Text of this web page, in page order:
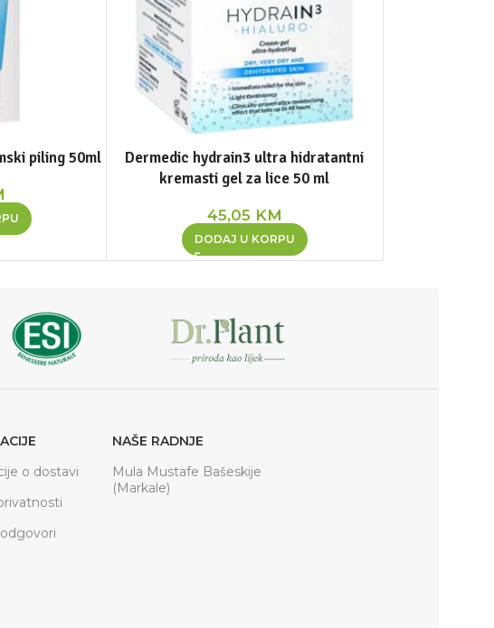
piling 50ml
Dermedic hydrain3 ultra hidratantni
kremasti gel za lice 50 ml
45,05 KM
DODAJ U KORPU
o dostavi
NAŠE RADNJE
Mula Mustafe Bašeskije
(Markale)